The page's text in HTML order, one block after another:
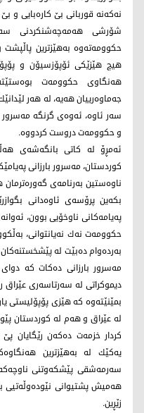
نه‌كه‌نه‌ قوربانی بێ كاره‌بایی و
شۆرشی هه‌مه‌چه‌شنكردنی
حكوومه‌ته‌وه‌ به‌هێزترین
هیچ هێزێكی ئۆپۆزسیۆن و
هه‌نگاوی حكوومه‌ت
جه‌ماوه‌رییان هه‌یه‌، له ‌هه‌ر
سه‌ر ئاوه‌، ئه‌وه‌ی گرنگه‌ مه‌سرور
و حكوومه‌ت دروست كردووه‌.
كوردستان، مه‌سرور بارزانی
ناوه‌ستین به‌رنامه‌ی
بكه‌ین پرۆسه‌ی ئاوه‌دانی
په‌یامه‌كانی ناوخۆیی بوون،
حكوومه‌ت نه‌ك نه‌یانتوانی،
به‌رده‌وام ده‌بێت له‌
مه‌سرور بارزانی ده‌كات كه‌
دیموكراتی له ‌سه‌رتاسه‌ری عێراق
بمێنێته‌وه‌ كه‌ هێزی
له‌ عێراق و هه‌م له‌ كوردستان
‌كردار خزمه‌ت ده‌كه‌ن رێگایان
یه‌كێك له‌ به‌هێزترین
سه‌رمه‌شقی پێشكه‌وتنی
هه‌میش پشتیوانی نێوده‌وڵه‌تیی
زێڕین.